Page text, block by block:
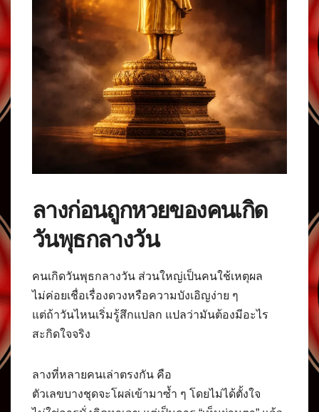
ลางก่อนถูกหวยของคนเกิด
วันพุธกลางวัน
คนเกิดวันพุธกลางวัน ส่วนใหญ่เป็นคนใช้เหตุผล
ไม่ค่อยเชื่อเรื่องดวงหรือความบังเอิญง่าย ๆ
แต่ถ้าวันไหนเริ่มรู้สึกแปลก แปลว่ามันต้องมีอะไร
สะกิดใจจริง
ลางที่หลายคนเล่าตรงกัน คือ
ตัวเลขบางชุดจะโผล่เข้ามาซ้ำ ๆ โดยไม่ได้ตั้งใจ